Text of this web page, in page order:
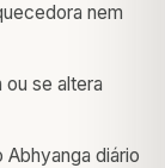
nem
ou se altera
Abhyanga diário